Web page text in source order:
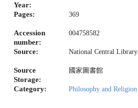
Year:
Pages: 369
Accession
number:
004758582
Source: National Central Library
Source
Storage:
國家圖書館
Category: Philosophy and Religion